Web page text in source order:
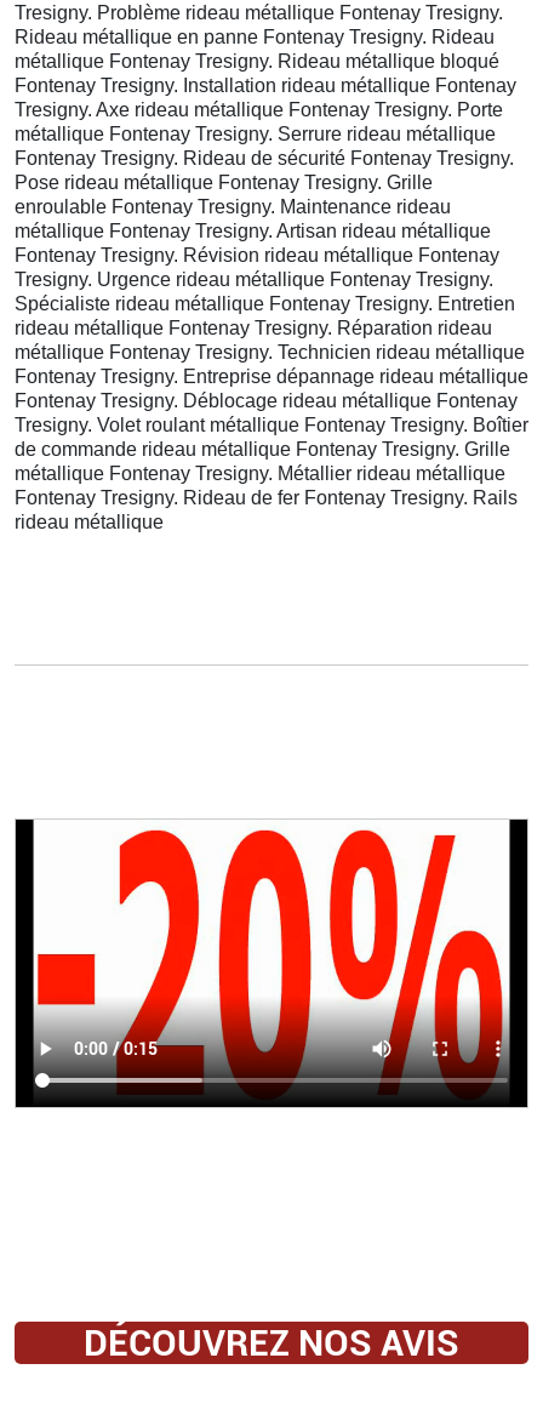
Tresigny. Problème rideau métallique Fontenay Tresigny.
Rideau métallique en panne Fontenay Tresigny. Rideau
métallique Fontenay Tresigny. Rideau métallique bloqué
Fontenay Tresigny. Installation rideau métallique Fontenay
Tresigny. Axe rideau métallique Fontenay Tresigny. Porte
métallique Fontenay Tresigny. Serrure rideau métallique
Fontenay Tresigny. Rideau de sécurité Fontenay Tresigny.
Pose rideau métallique Fontenay Tresigny. Grille
enroulable Fontenay Tresigny. Maintenance rideau
métallique Fontenay Tresigny. Artisan rideau métallique
Fontenay Tresigny. Révision rideau métallique Fontenay
Tresigny. Urgence rideau métallique Fontenay Tresigny.
Spécialiste rideau métallique Fontenay Tresigny. Entretien
rideau métallique Fontenay Tresigny. Réparation rideau
métallique Fontenay Tresigny. Technicien rideau métallique
Fontenay Tresigny. Entreprise dépannage rideau métallique
Fontenay Tresigny. Déblocage rideau métallique Fontenay
Tresigny. Volet roulant métallique Fontenay Tresigny. Boîtier
de commande rideau métallique Fontenay Tresigny. Grille
métallique Fontenay Tresigny. Métallier rideau métallique
Fontenay Tresigny. Rideau de fer Fontenay Tresigny. Rails
rideau métallique
DÉCOUVREZ NOS AVIS